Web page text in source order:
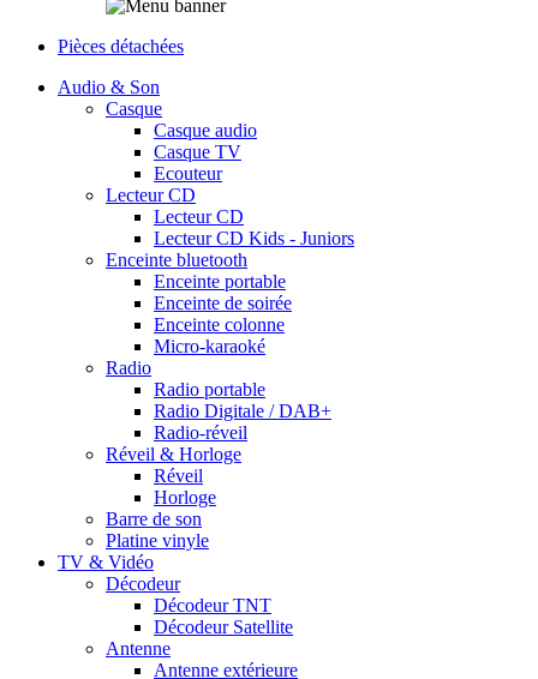
Pièces détachées
Audio & Son
Casque
Casque audio
Casque TV
Ecouteur
Lecteur CD
Lecteur CD
Lecteur CD Kids - Juniors
Enceinte bluetooth
Enceinte portable
Enceinte de soirée
Enceinte colonne
Micro-karaoké
Radio
Radio portable
Radio Digitale / DAB+
Radio-réveil
Réveil & Horloge
Réveil
Horloge
Barre de son
Platine vinyle
TV & Vidéo
Décodeur
Décodeur TNT
Décodeur Satellite
Antenne
Antenne extérieure